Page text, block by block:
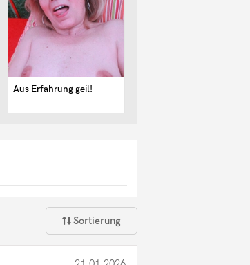
Aus Erfahrung geil!
Sortierung